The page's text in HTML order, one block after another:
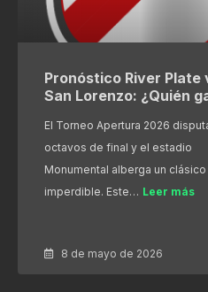
Pronóstico River Plate
San Lorenzo: ¿Quién
El Torneo Apertura 2026
octavos de final y el estadio
Monumental alberga un clásico
imperdible. Este… Leer más
8 de mayo de 2026